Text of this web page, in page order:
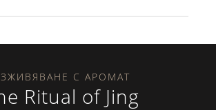
С АРОМАТ
Ritual of Jing